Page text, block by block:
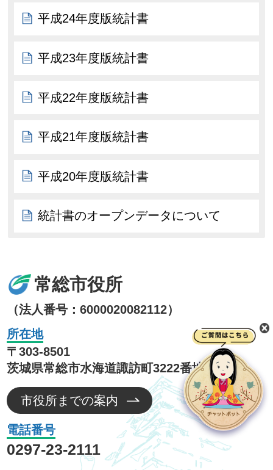
平成24年度版統計書
平成23年度版統計書
平成22年度版統計書
平成21年度版統計書
平成20年度版統計書
統計書のオープンデータについて
常総市役所
（法人番号：6000020082112）
所在地
〒303-8501
茨城県常総市水海道諏訪町3222番地3
市役所までの案内
電話番号
0297-23-2111